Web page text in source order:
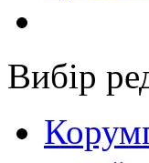
Вибір